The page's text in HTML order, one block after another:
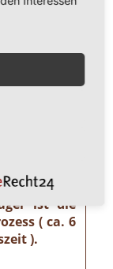
und
in
ist
sieht
eine
ist die
( ca. 6
).